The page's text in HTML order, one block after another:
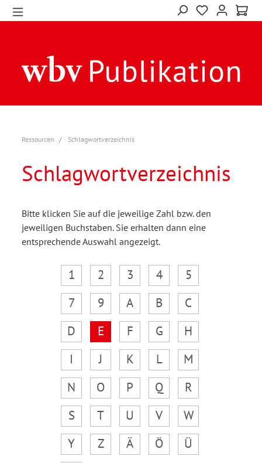
Ressourcen Schlagwortverzeichnis
Schlagwortverzeichnis
Bitte klicken Sie auf die jeweilige Zahl bzw. den
jeweiligen Buchstaben. Sie erhalten dann eine
entsprechende Auswahl angezeigt.
1 2 3 4
5
7
9 A B
C
D
E F G
H
I
J K L
M
N
O P Q
R
S
T U V
W
Y
Z Ä Ö
Ü